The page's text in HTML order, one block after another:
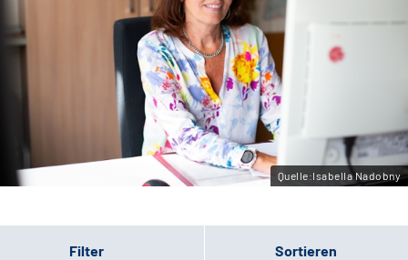
Erweiterte Suche
Gebärdensprache
Leichte Sprache
Quelle:Isabella Nadobny
Filter Sortieren